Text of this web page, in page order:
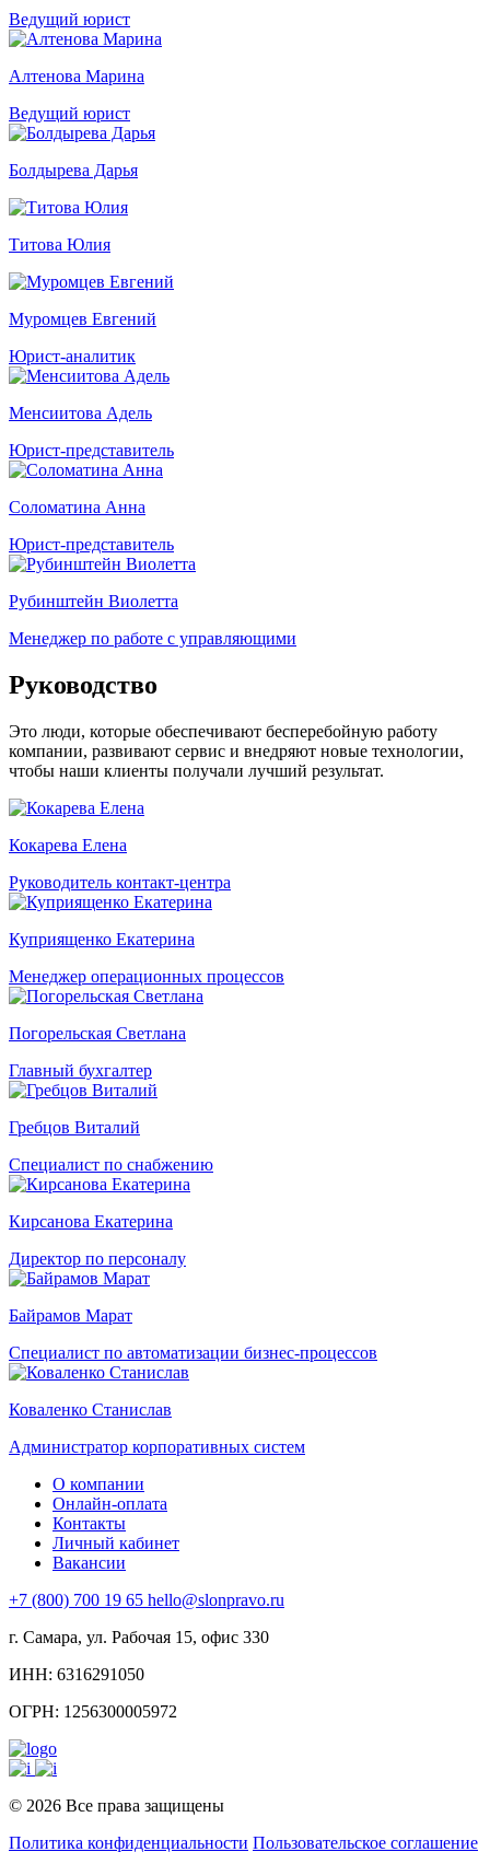
Ведущий юрист
Алтенова Марина
Ведущий юрист
Болдырева Дарья
Титова Юлия
Муромцев Евгений
Юрист-аналитик
Менсиитова Адель
Юрист-представитель
Соломатина Анна
Юрист-представитель
Рубинштейн Виолетта
Менеджер по работе с управляющими
Руководство
Это люди, которые обеспечивают бесперебойную работу
компании, развивают сервис и внедряют новые технологии,
чтобы наши клиенты получали лучший результат.
Кокарева Елена
Руководитель контакт-центра
Куприященко Екатерина
Менеджер операционных процессов
Погорельская Светлана
Главный бухгалтер
Гребцов Виталий
Специалист по снабжению
Кирсанова Екатерина
Директор по персоналу
Байрамов Марат
Специалист по автоматизации бизнес-процессов
Коваленко Станислав
Администратор корпоративных систем
О компании
Онлайн-оплата
Контакты
Личный кабинет
Вакансии
+7 (800) 700 19 65 hello@slonpravo.ru
г. Самара, ул. Рабочая 15, офис 330
ИНН: 6316291050
ОГРН: 1256300005972
© 2026 Все права защищены
Политика конфиденциальности Пользовательское соглашение